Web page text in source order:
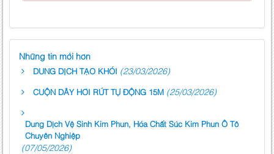
Những tin mới hơn
DUNG DỊCH TẠO KHÓI (23/03/2026)
CUỘN DÂY HƠI RÚT TỰ ĐỘNG 15M (25/03/2026)
Dung Dịch Vệ Sinh Kim Phun, Hóa Chất Súc Kim Phun Ô Tô
Chuyên Nghiệp
(07/05/2026)